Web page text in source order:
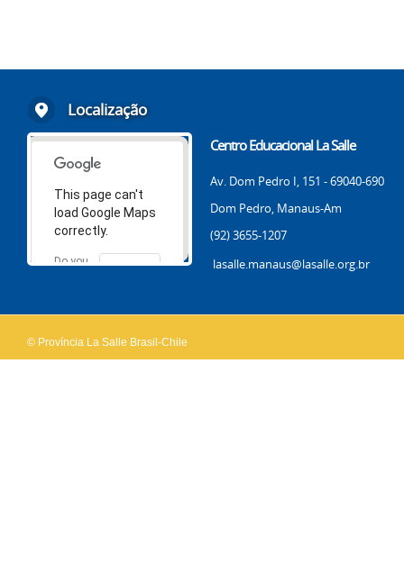
Localização
This page can't
load Google Maps
correctly.
Do you
OK
Centro Educacional La Salle
Av. Dom Pedro I, 151 - 69040-690
Dom Pedro, Manaus-Am
(92) 3655-1207
lasalle.manaus@lasalle.org.br
© Província La Salle Brasil-Chile